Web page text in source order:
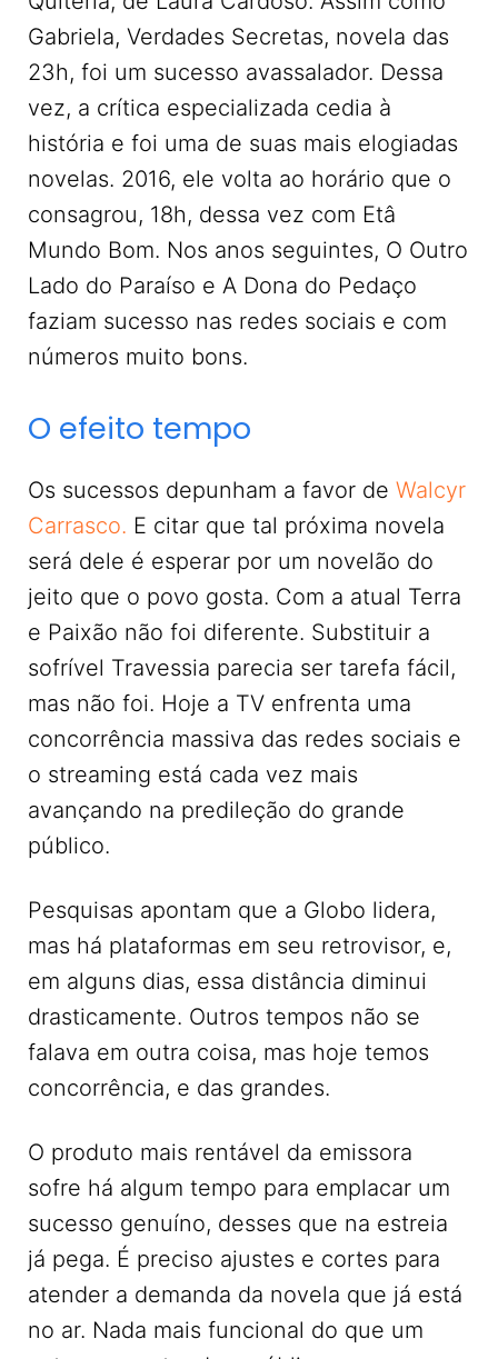
Gabriela, Verdades Secretas, novela das
23h, foi um sucesso avassalador. Dessa
vez, a crítica especializada cedia à
história e foi uma de suas mais elogiadas
novelas. 2016, ele volta ao horário que o
consagrou, 18h, dessa vez com Etâ
Mundo Bom. Nos anos seguintes, O Outro
Lado do Paraíso e A Dona do Pedaço
faziam sucesso nas redes sociais e com
números muito bons.
O efeito tempo
Os sucessos depunham a favor de Walcyr
Carrasco. E citar que tal próxima novela
será dele é esperar por um novelão do
jeito que o povo gosta. Com a atual Terra
e Paixão não foi diferente. Substituir a
sofrível Travessia parecia ser tarefa fácil,
mas não foi. Hoje a TV enfrenta uma
concorrência massiva das redes sociais e
o streaming está cada vez mais
avançando na predileção do grande
público.
Pesquisas apontam que a Globo lidera,
mas há plataformas em seu retrovisor, e,
em alguns dias, essa distância diminui
drasticamente. Outros tempos não se
falava em outra coisa, mas hoje temos
concorrência, e das grandes.
O produto mais rentável da emissora
sofre há algum tempo para emplacar um
sucesso genuíno, desses que na estreia
já pega. É preciso ajustes e cortes para
atender a demanda da novela que já está
no ar. Nada mais funcional do que um